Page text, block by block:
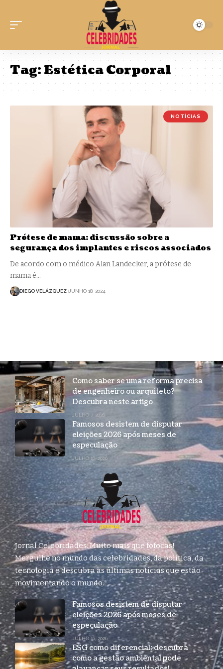
Tag:Estética Corporal
NOTÍCIAS
Prótese de mama: discussão sobre a
segurança dos implantes e riscos associados
De acordo com o médico Alan Landecker, a prótese de
mama é…
DIEGO VELÁZQUEZ JUNHO 18, 2024
Como saber se uma reforma precisa
de engenheiro ou arquiteto?
Descubra neste artigo
JULHO 7, 2026
Famosos desistem de disputar
eleições 2026 após meses de
especulação
JULHO 16, 2026
Jornal Celebridades: Muito mais que fofocas!
Mergulhe no mundo das celebridades, da política, da
tecnologia e descubra as últimas notícias que estão
movimentando o mundo.
Famosos desistem de disputar
eleições 2026 após meses de
especulação
JULHO 16, 2026
ESG como diferencial: descubra
como a gestão ambiental pode